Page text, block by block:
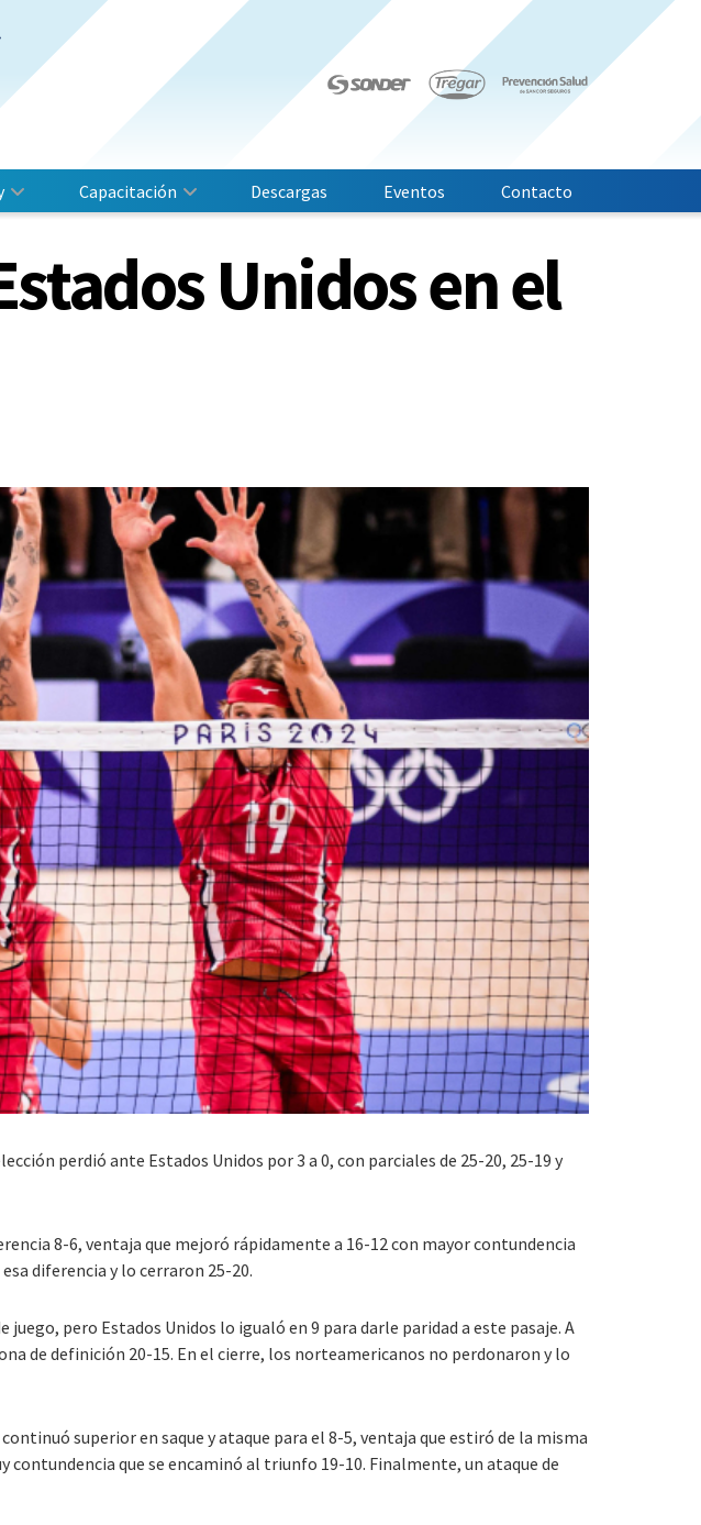
Capacitación Descargas Eventos Contacto
Unidos en el
perdió ante Estados Unidos por 3 a 0, con parciales de 25-20, 25-19 y
8-6, ventaja que mejoró rápidamente a 16-12 con mayor contundencia
diferencia y lo cerraron 25-20.
pero Estados Unidos lo igualó en 9 para darle paridad a este pasaje. A
de definición 20-15. En el cierre, los norteamericanos no perdonaron y lo
superior en saque y ataque para el 8-5, ventaja que estiró de la misma
contundencia que se encaminó al triunfo 19-10. Finalmente, un ataque de